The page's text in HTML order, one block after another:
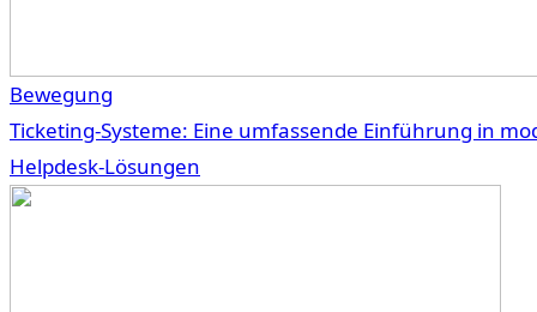
Bewegung
Ticketing-Systeme: Eine umfassende Einführung in
Helpdesk-Lösungen